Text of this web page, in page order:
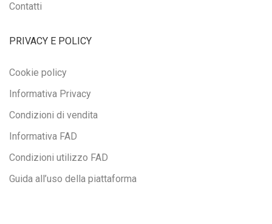
Contatti
PRIVACY E POLICY
Cookie policy
Informativa Privacy
Condizioni di vendita
Informativa FAD
Condizioni utilizzo FAD
Guida all’uso della piattaforma